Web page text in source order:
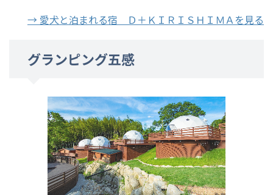
→ 愛犬と泊まれる宿 Ｄ＋ＫＩＲＩＳＨＩＭＡを見る
グランピング五感